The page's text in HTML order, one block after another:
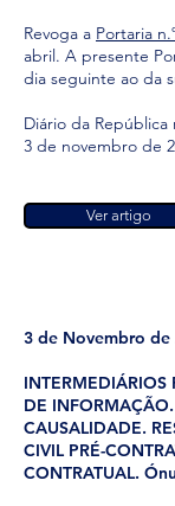
Revoga a Portaria
abril. A presente
dia seguinte ao da
Diário da República
3 de novembro de
Ver artigo
3 de Novembro de
INTERMEDIÁRIOS
DE
CAUSALIDADE.
CIVIL PRÉ-
CONTRATUAL.